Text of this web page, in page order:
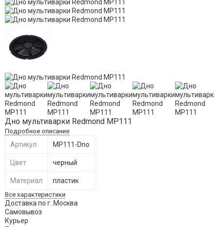
Дно мультиварки Redmond MP111
Подробное описание
Артикул MP111-Dno
Цвет черный
Материал пластик
Все характеристики
Доставка по г. Москва
Самовывоз
Курьер